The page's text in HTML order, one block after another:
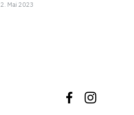
2. Mai 2023
FacebookInstagram